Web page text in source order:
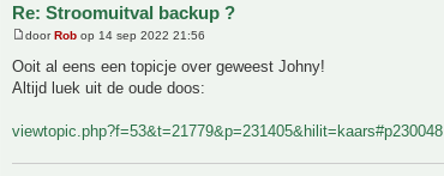
Re: Stroomuitval backup ?
door Rob op 14 sep 2022 21:56
Ooit al eens een topicje over geweest Johny!
Altijd luek uit de oude doos:
viewtopic.php?f=53&t=21779&p=231405&hilit=kaars#p230048